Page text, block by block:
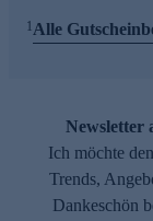
1 Alle
Newsletter
Ich möchte
Trends,
Dankeschön